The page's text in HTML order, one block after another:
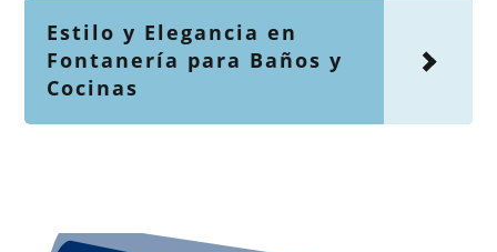
Estilo y Elegancia en
Fontanería para Baños y
Cocinas